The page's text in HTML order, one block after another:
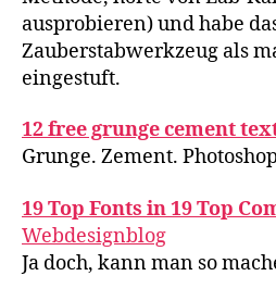
ausprobieren) und habe
Zauberstabwerkzeug als
eingestuft.
12 free grunge cement
Grunge. Zement.
19 Top Fonts in 19 Top
Webdesignblog
Ja doch, kann man so